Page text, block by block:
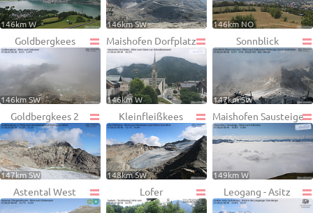
146km W 146km SW 146km NO
Goldbergkees
146km SW
Maishofen Dorfplatz
146km W
Sonnblick
147km SW
Goldbergkees 2
147km SW
Kleinfleißkees
148km SW
Maishofen Sausteige
149km W
Astental West Lofer Leogang - Asitz